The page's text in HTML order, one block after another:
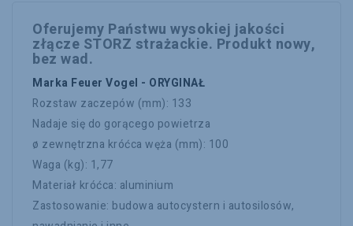
Oferujemy Państwu wysokiej jakości
złącze STORZ strażackie. Produkt nowy,
bez wad.
Marka Feuer Vogel - ORYGINAŁ
Rozstaw zaczepów (mm): 133
Nadaje się do gorącego powietrza
ø zewnętrzna króćca węża (mm): 100
Waga (kg): 1,77
Materiał króćca: aluminium
Zastosowanie: budowa autocystern i autosilosów,